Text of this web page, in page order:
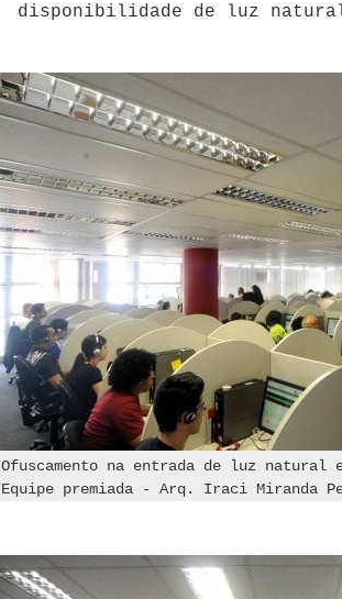
disponibilidade de luz
Ofuscamento na entrada de luz natural
Equipe premiada - Arq. Iraci Miranda